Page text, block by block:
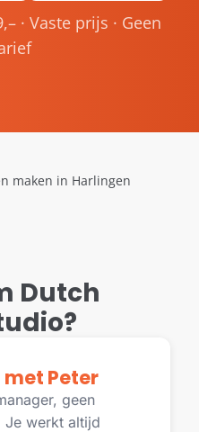
· Vaste prijs · Geen
maken in Harlingen
Dutch
Peter
geen
Je werkt altijd